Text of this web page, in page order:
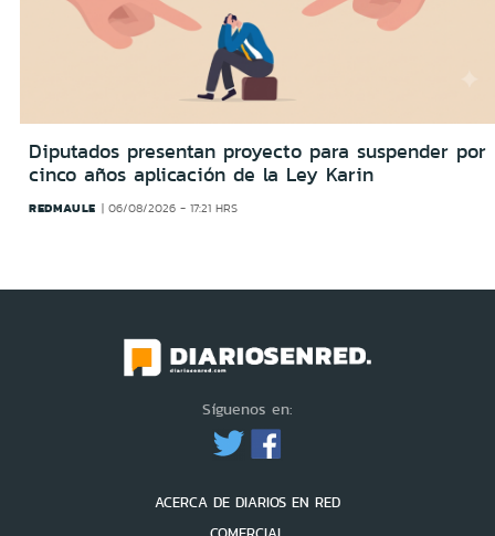
Diputados presentan proyecto para suspender por
cinco años aplicación de la Ley Karin
REDMAULE 06/08/2026 - 17:21 HRS
Síguenos en:
ACERCA DE DIARIOS EN RED